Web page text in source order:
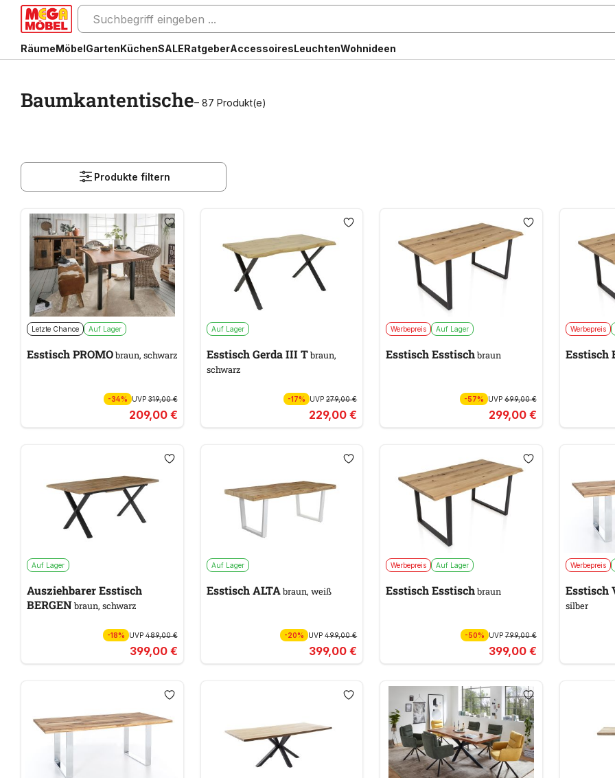
RäumeMöbelGartenKüchenSALERatgeberAccessoiresLeuchtenWohnideen
Baumkantentische– 87 Produkt(e)
Produkte filtern
Letzte Chance Auf Lager
Esstisch PROMObraun, schwarz
-34% UVP319,00 €
209,00 €
Auf Lager
Esstisch Gerda III Tbraun,
schwarz
-17% UVP279,00 €
229,00 €
Werbepreis Auf Lager
Esstisch Esstischbraun
-57% UVP699,00 €
299,00 €
Werbepreis
Esstisch
Auf Lager
Ausziehbarer Esstisch
BERGENbraun, schwarz
-18% UVP489,00 €
399,00 €
Auf Lager
Esstisch ALTAbraun, weiß
-20% UVP499,00 €
399,00 €
Werbepreis Auf Lager
Esstisch Esstischbraun
-50% UVP799,00 €
399,00 €
Werbepreis
Esstisch
silber